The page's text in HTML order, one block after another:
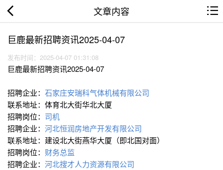
文章内容
巨鹿最新招聘资讯2025-04-07
发布时间：2025-04-07 01:31:08
巨鹿最新招聘资讯2025-04-07
招聘企业： 石家庄安瑞科气体机械有限公司
联系地址：体育北大街华北大厦
招聘岗位： 司机
招聘企业： 河北恒润房地产开发有限公司
联系地址：建设北大街燕华大厦（即北国对面）
招聘岗位： 财务总监
招聘企业： 河北搜才人力资源有限公司